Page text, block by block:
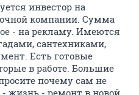
инвестор на
компании. Сумма
- на рекламу. Имеются
сантехниками,
Есть готовые
в работе. Большие
почему сам не
жизнь - ремонт в новой